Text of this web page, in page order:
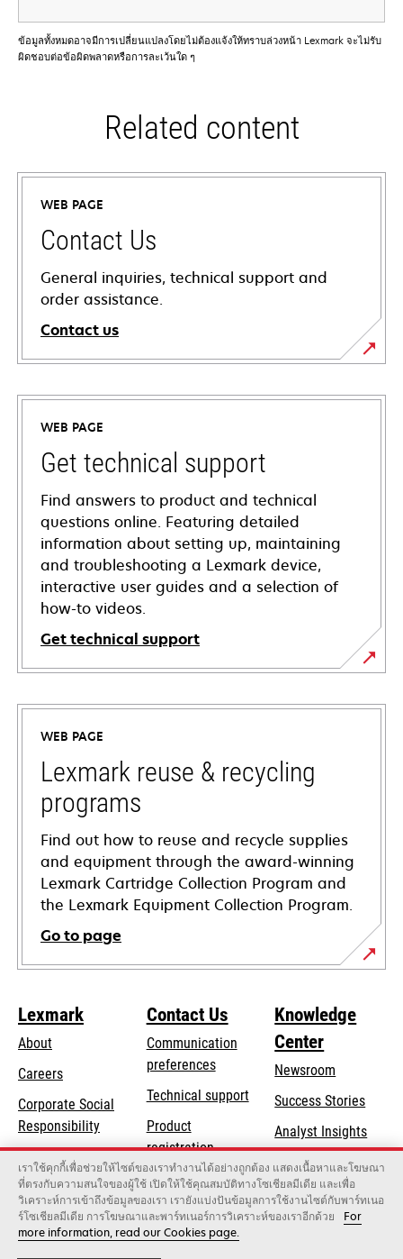
ข้อมูลทั้งหมดอาจมีการเปลี่ยนแปลงโดยไม่ต้องแจ้งให้ทราบล่วงหน้า Lexmark จะไม่รับ
ผิดชอบต่อข้อผิดพลาดหรือการละเว้นใด ๆ
Related content
WEB PAGE
Contact Us
General inquiries, technical support and
order assistance.
Contact us
WEB PAGE
Get technical support
Find answers to product and technical
questions online. Featuring detailed
information about setting up, maintaining
and troubleshooting a Lexmark device,
interactive user guides and a selection of
how-to videos.
Get technical support
opens
in
new
tab
WEB PAGE
Lexmark reuse & recycling
programs
Find out how to reuse and recycle supplies
and equipment through the award-winning
Lexmark Cartridge Collection Program and
the Lexmark Equipment Collection Program.
Go to page
Lexmark
About
Careers
Corporate Social
Responsibilityopens
in
a
new
tab
Sustainability
Lexmark Partners
Contact Us
Communication
preferences
Technical supportopens
new
tab
Product
registration
Find a dealer
Knowledge
Center
Newsroom
Success Stories
Analyst Insights
Lexmark International, Inc., a Xerox Company
เราใช้คุกกี้เพื่อช่วยให้ไซต์ของเราทำงานได้อย่างถูกต้อง แสดงเนื้อหาและโฆษณา
ที่ตรงกับความสนใจของผู้ใช้ เปิดให้ใช้คุณสมบัติทางโซเชียลมีเดีย และเพื่อ
วิเคราะห์การเข้าถึงข้อมูลของเรา เรายังแบ่งปันข้อมูลการใช้งานไซต์กับพาร์ทเนอ
ร์โซเชียลมีเดีย การโฆษณาและพาร์ทเนอร์การวิเคราะห์ของเราอีกด้วย
For
more information, read our Cookies page.